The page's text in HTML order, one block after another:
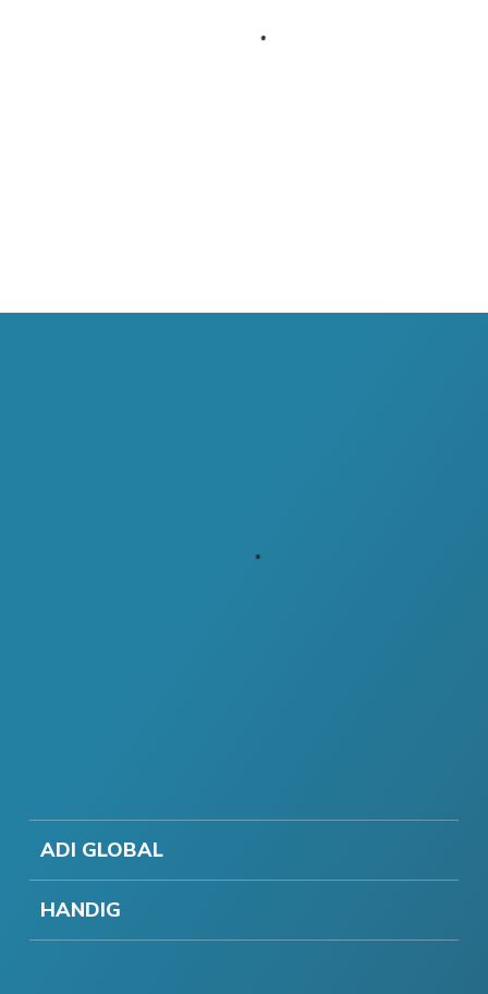
ADI GLOBAL
HANDIG